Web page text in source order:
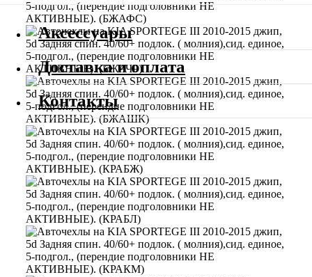
Аксессуары
Доставка и оплата
Контакты